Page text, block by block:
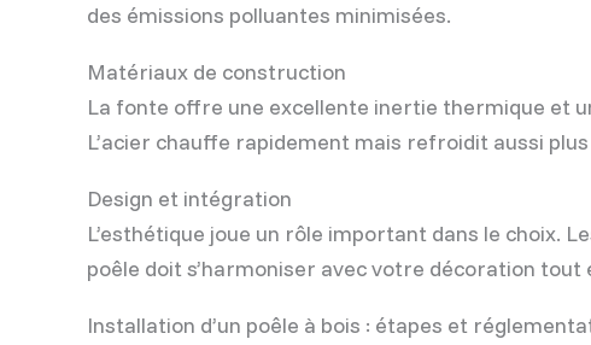
des émissions polluantes minimisées.
Matériaux de construction
La fonte offre une excellente inertie thermique et
L’acier chauffe rapidement mais refroidit aussi
Design et intégration
L’esthétique joue un rôle important dans le choix.
poêle doit s’harmoniser avec votre décoration
Installation d’un poêle à bois : étapes et